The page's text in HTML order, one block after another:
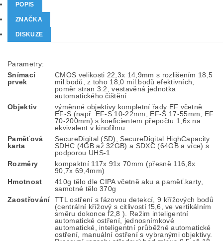
POPIS
ZNAČKA
DISKUZE
Parametry:
Snímací
prvek
CMOS velikosti 22,3x 14,9mm s rozlišením 18,5
mil.bodů, z toho 18,0 mil.bodů efektivních,
poměr stran 3:2, vestavěná jednotka
automatického čištění
Objektiv
výměnné objektivy kompletní řady EF včetně
EF-S (např. EF-S 10-22mm, EF-S 17-55mm, EF
70-200mm) s koeficientem přepočtu 1,6x na
ekvivalent v kinofilmu
Paměťová
karta
SecureDigital (SD), SecureDigital HighCapacity
SDHC (4GB až 32GB) a SDXC (64GB a více) s
podporou UHS-1
Rozměry
kompaktní 117x 91x 70mm (přesně 116,8x
90,7x 69,4mm)
Hmotnost
410g tělo dle CIPA včetně aku a paměť.karty,
samotné tělo 370g
Zaostřování TTL ostření s fázovou detekcí, 9 křížových bodů
(centrální křížový s citlivostí f5,6, ve vertikálním
směru dokonce f2,8 ). Režim inteligentní
automatické ostření, jednosnímkové
automatické, inteligentní průběžné automatické
ostření, manuální ostření s vybranými objektivy.